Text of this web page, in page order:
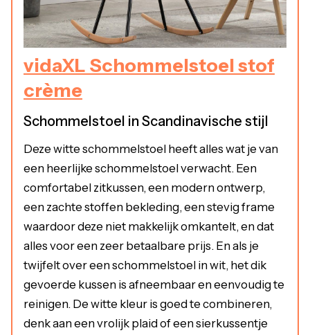
vidaXL Schommelstoel stof
crème
Schommelstoel in Scandinavische stijl
Deze witte schommelstoel heeft alles wat je van
een heerlijke schommelstoel verwacht. Een
comfortabel zitkussen, een modern ontwerp,
een zachte stoffen bekleding, een stevig frame
waardoor deze niet makkelijk omkantelt, en dat
alles voor een zeer betaalbare prijs. En als je
twijfelt over een schommelstoel in wit, het dik
gevoerde kussen is afneembaar en eenvoudig te
reinigen. De witte kleur is goed te combineren,
denk aan een vrolijk plaid of een sierkussentje